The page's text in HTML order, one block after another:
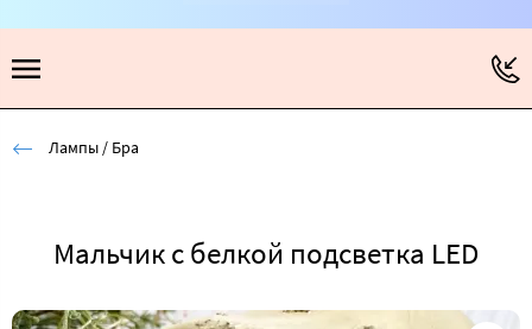
Лампы / Бра
Мальчик с белкой подсветка LED